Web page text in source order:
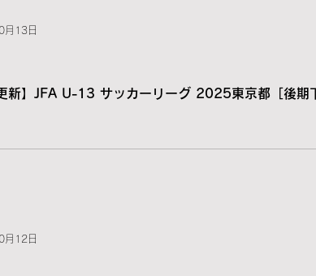
新】JFA U-13 サッカーリーグ 2025東京都［後期
月13日
月12日